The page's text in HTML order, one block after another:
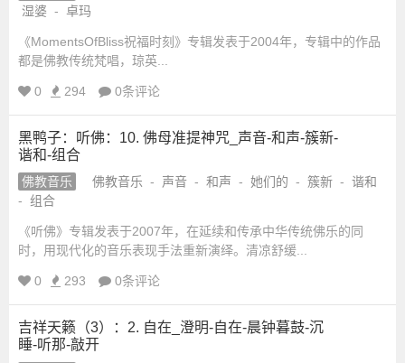
湿婆 - 卓玛
《MomentsOfBliss祝福时刻》专辑发表于2004年，专辑中的作品
都是佛教传统梵唱，琼英...
0 294 0条评论
黑鸭子：听佛：10. 佛母准提神咒_声音-和声-簇新-
谐和-组合
佛教音乐 佛教音乐 - 声音 - 和声 - 她们的 - 簇新 - 谐和
- 组合
《听佛》专辑发表于2007年，在延续和传承中华传统佛乐的同
时，用现代化的音乐表现手法重新演绎。清凉舒缓...
0 293 0条评论
吉祥天籁（3）：2. 自在_澄明-自在-晨钟暮鼓-沉
睡-听那-敲开